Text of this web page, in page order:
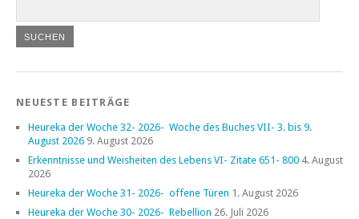
NEUESTE BEITRÄGE
Heureka der Woche 32- 2026- Woche des Buches VII- 3. bis 9.
August 2026 9. August 2026
Erkenntnisse und Weisheiten des Lebens VI- Zitate 651- 800 4. August
2026
Heureka der Woche 31- 2026- offene Türen 1. August 2026
Heureka der Woche 30- 2026- Rebellion 26. Juli 2026